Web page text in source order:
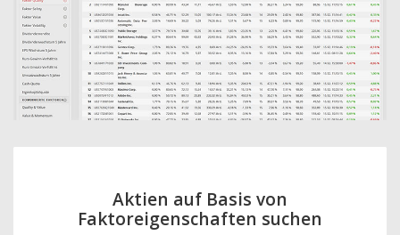
Aktien auf Basis von
Faktoreigenschaften suchen